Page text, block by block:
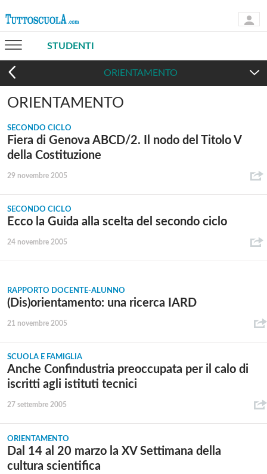
STUDENTI
ORIENTAMENTO
ORIENTAMENTO
SECONDO CICLO
Fiera di Genova ABCD/2. Il nodo del Titolo V
della Costituzione
29 novembre 2005
SECONDO CICLO
Ecco la Guida alla scelta del secondo ciclo
24 novembre 2005
RAPPORTO DOCENTE-ALUNNO
(Dis)orientamento: una ricerca IARD
21 novembre 2005
SCUOLA E FAMIGLIA
Anche Confindustria preoccupata per il calo di
iscritti agli istituti tecnici
27 settembre 2005
ORIENTAMENTO
Dal 14 al 20 marzo la XV Settimana della
cultura scientifica